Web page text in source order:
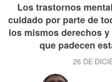
Los trastornos
cuidado por parte de
los mismos derechos
que padecen
26 DE